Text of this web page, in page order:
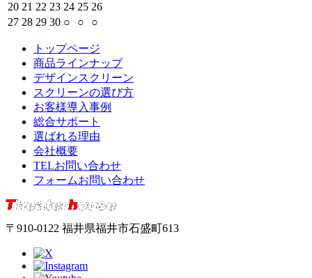
20 21 22 23 24 25 26
27 28 29 30 ○ ○ ○
トップページ
商品ラインナップ
デザインスクリーン
スクリーンの選び方
お客様導入事例
総合サポート
選ばれる理由
会社概要
TELお問い合わせ
フォームお問い合わせ
〒910-0122 福井県福井市石盛町613